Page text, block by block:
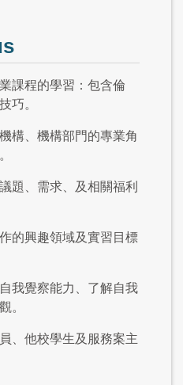
課程的學習：包含倫
巧。
構、機構部門的專業角
題、需求、及相關福利
的興趣領域及實習目標
我覺察能力、了解自我
。
、他校學生及服務案主